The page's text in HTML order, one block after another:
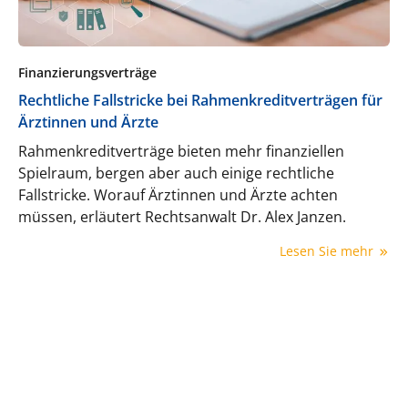
Finanzierungsverträge
Rechtliche Fallstricke bei Rahmenkreditverträgen für
Ärztinnen und Ärzte
Rahmenkreditverträge bieten mehr finanziellen
Spielraum, bergen aber auch einige rechtliche
Fallstricke. Worauf Ärztinnen und Ärzte achten
müssen, erläutert Rechtsanwalt Dr. Alex Janzen.
Lesen Sie mehr